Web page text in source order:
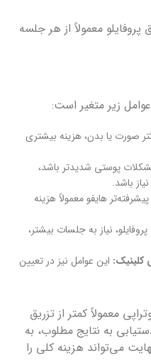
معمولاً از هر جلسه
زیر متغیر است:
صورت یا بدن، هزینه بیشتری
پوستی شدیدتر باشد،
باشد.
هایفو معمولاً هزینه
نیاز به جلسات بیشتر،
این عوامل نیز در تعیین
معمولاً کمتر از تزریق
به نتایج مطلوب، به
می‌تواند هزینه کلی را